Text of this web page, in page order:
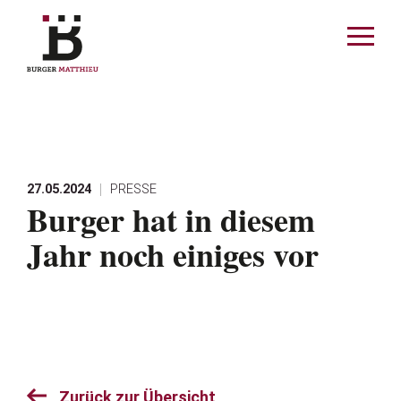
Menü
öffnen
schliessen
SPORT
27.05.2024 PRESSE
Burger hat in diesem
Jahr noch einiges vor
Zurück zur Übersicht